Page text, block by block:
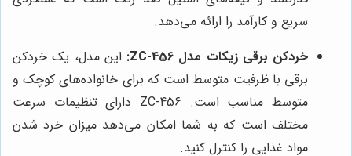
سریع و کارآمد را ارائه می‌دهد.
خردکن برقی زیکات مدل ZC-456:
این مدل، یک خردکن
برقی با ظرفیت متوسط است که برای خانواده‌های کوچک و
متوسط مناسب است. ZC-456 دارای تنظیمات سرعت
مختلف است که به شما امکان می‌دهد میزان خرد شدن
مواد غذایی را کنترل کنید.